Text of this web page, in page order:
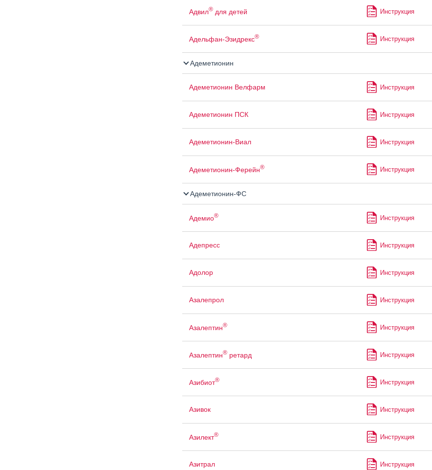
Адвил®для детей Инструкция
Адельфан-Эзидрекс® Инструкция
Адеметионин
Адеметионин Велфарм Инструкция
Адеметионин ПСК Инструкция
Адеметионин-Виал Инструкция
Адеметионин-Ферейн® Инструкция
Адеметионин-ФС
Адемио® Инструкция
Адепресс Инструкция
Адолор Инструкция
Азалепрол Инструкция
Азалептин® Инструкция
Азалептин®ретард Инструкция
Азибиот® Инструкция
Азивок Инструкция
Азилект® Инструкция
Азитрал Инструкция